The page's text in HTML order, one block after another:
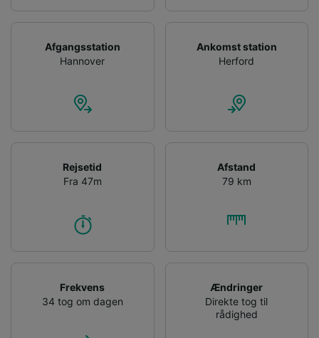
Afgangsstation
Hannover
Ankomst station
Herford
Rejsetid
Fra 47m
Afstand
79 km
Frekvens
34 tog om dagen
Ændringer
Direkte tog til
rådighed